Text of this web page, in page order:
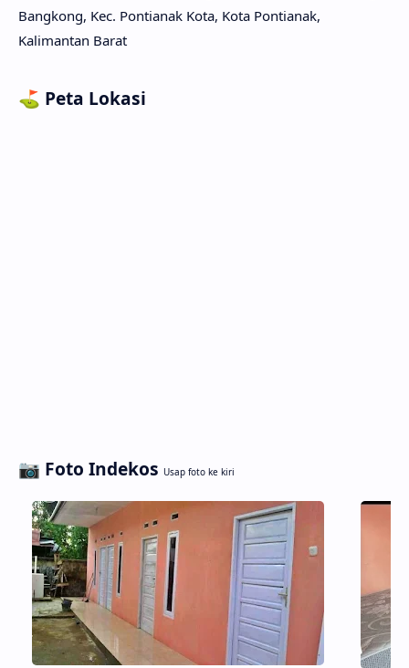
Bangkong, Kec. Pontianak Kota, Kota Pontianak,
Kalimantan Barat
⛳ Peta Lokasi
📷 Foto Indekos Usap foto ke kiri